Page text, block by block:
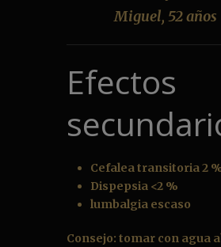
Miguel, 52 años
Efectos
Cefalea transitoria 2
Dispepsia <2 %
lumbalgia escaso
Consejo: tomar con agua